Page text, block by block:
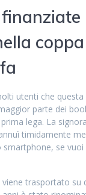
utenti che
parte dei
lega. La
timidamente
se vuoi
trasportato su